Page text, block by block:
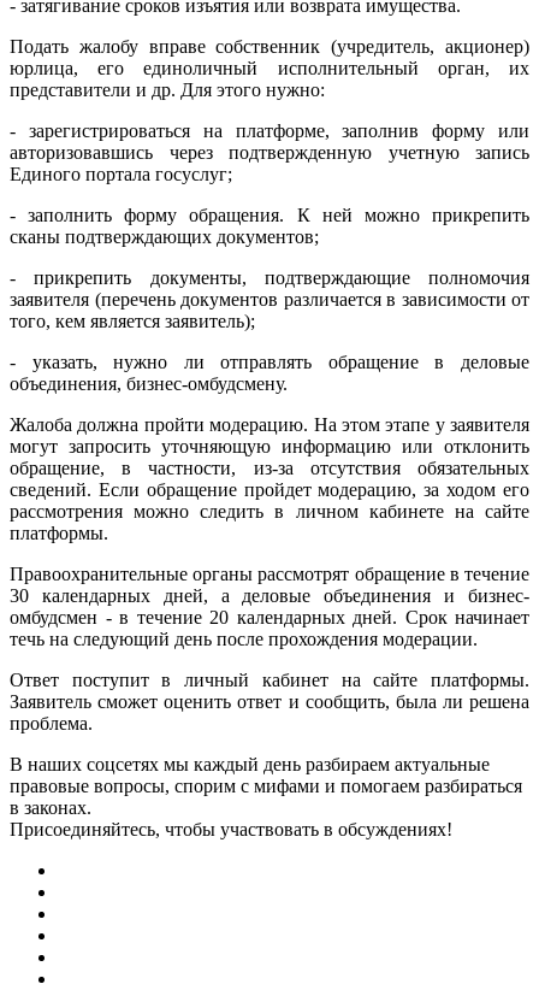
- затягивание сроков изъятия или возврата имущества.
Подать жалобу вправе собственник (учредитель, акционер)
юрлица, его единоличный исполнительный орган, их
представители и др. Для этого нужно:
- зарегистрироваться на платформе, заполнив форму или
авторизовавшись через подтвержденную учетную запись
Единого портала госуслуг;
- заполнить форму обращения. К ней можно прикрепить
сканы подтверждающих документов;
- прикрепить документы, подтверждающие полномочия
заявителя (перечень документов различается в зависимости от
того, кем является заявитель);
- указать, нужно ли отправлять обращение в деловые
объединения, бизнес-омбудсмену.
Жалоба должна пройти модерацию. На этом этапе у заявителя
могут запросить уточняющую информацию или отклонить
обращение, в частности, из-за отсутствия обязательных
сведений. Если обращение пройдет модерацию, за ходом его
рассмотрения можно следить в личном кабинете на сайте
платформы.
Правоохранительные органы рассмотрят обращение в течение
30 календарных дней, а деловые объединения и бизнес-
омбудсмен - в течение 20 календарных дней. Срок начинает
течь на следующий день после прохождения модерации.
Ответ поступит в личный кабинет на сайте платформы.
Заявитель сможет оценить ответ и сообщить, была ли решена
проблема.
В наших соцсетях мы каждый день разбираем актуальные
правовые вопросы, спорим с мифами и помогаем разбираться
в законах.
Присоединяйтесь, чтобы участвовать в обсуждениях!